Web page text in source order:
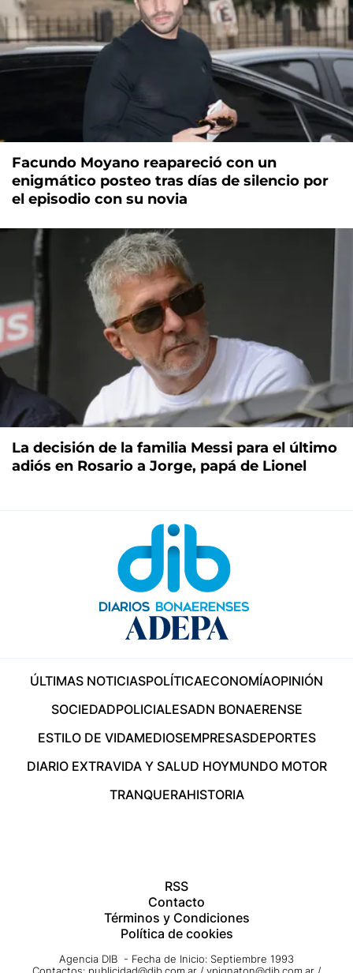
Facundo Moyano reapareció con un
enigmático posteo tras días de silencio por
el episodio con su novia
La decisión de la familia Messi para el último
adiós en Rosario a Jorge, papá de Lionel
ÚLTIMAS NOTICIASPOLÍTICAECONOMÍAOPINIÓN
SOCIEDADPOLICIALESADN BONAERENSE
ESTILO DE VIDAMEDIOSEMPRESASDEPORTES
DIARIO EXTRAVIDA Y SALUD HOYMUNDO MOTOR
TRANQUERAHISTORIA
RSS
Contacto
Términos y Condiciones
Política de cookies
Agencia DIB - Fecha de Inicio: Septiembre 1993